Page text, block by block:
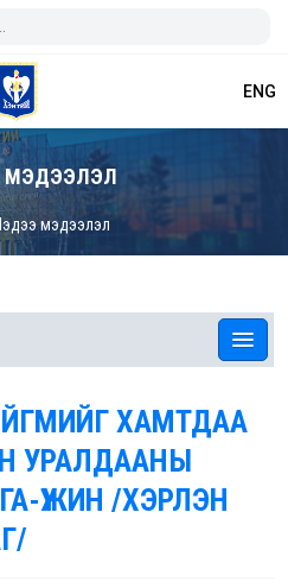
ENG
мэдээлэл
ХАМТДАА
УРАЛДААНЫ
ҮЖИН /ХЭРЛЭН